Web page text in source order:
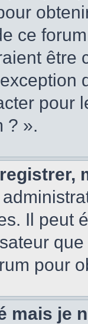
ce
être
pour
? ».
Il peut
pour
mais je